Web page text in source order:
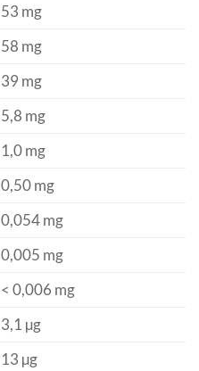
53 mg
58 mg
39 mg
5,8 mg
1,0 mg
0,50 mg
0,054 mg
0,005 mg
< 0,006 mg
3,1 µg
13 µg